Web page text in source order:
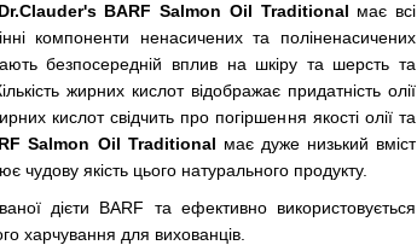
Dr.Clauder's BARF Salmon Oil Traditional має всі
компоненти ненасичених та поліненасичених
безпосередній вплив на шкіру та шерсть та
жирних кислот відображає придатність олії
кислот свідчить про погіршення якості олії та
Salmon Oil Traditional має дуже низький вміст
чудову якість цього натурального продукту.
дієти BARF та ефективно використовується
харчування для вихованців.